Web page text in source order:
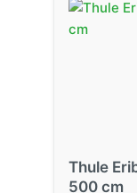
Thule
500 cm